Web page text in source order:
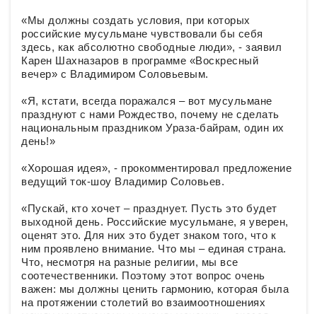
«Мы должны создать условия, при которых
российские мусульмане чувствовали бы себя
здесь, как абсолютно свободные люди», - заявил
Карен Шахназаров в программе «Воскресный
вечер» с Владимиром Соловьевым.
«Я, кстати, всегда поражался – вот мусульмане
празднуют с нами Рождество, почему не сделать
национальным праздником Ураза-байрам, один их
день!»
«Хорошая идея», - прокомментировал предложение
ведущий ток-шоу Владимир Соловьев.
«Пускай, кто хочет – празднует. Пусть это будет
выходной день. Российские мусульмане, я уверен,
оценят это. Для них это будет знаком того, что к
ним проявлено внимание. Что мы – единая страна.
Что, несмотря на разные религии, мы все
соотечественники. Поэтому этот вопрос очень
важен: мы должны ценить гармонию, которая была
на протяжении столетий во взаимоотношениях